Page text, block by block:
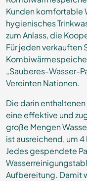
Kunden komfortable
hygienisches
zum Anlass, die
Für jeden verkauften
„Sauberes-Wasser-
Vereinten Nationen.
Die darin
eine effektive und
große Mengen
ist ausreichend, um 4
Jedes gespendete
Aufbereitung. Damit